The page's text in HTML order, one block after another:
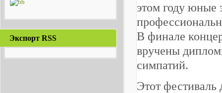
Экспорт RSS
этом году юные
В финале
вручены
симпатий.
Этот фестиваль